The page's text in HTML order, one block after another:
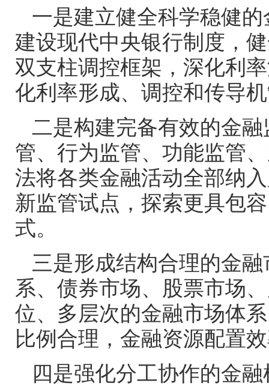
一是建立健全科学稳健
建设现代中央银行制度，
双支柱调控框架，深化利
化利率形成、调控和传导
二是构建完备有效的金
管、行为监管、功能监管
法将各类金融活动全部纳
新监管试点，探索更具包
式。
三是形成结构合理的金
系、债券市场、股票市场
位、多层次的金融市场体
比例合理，金融资源配置
四是强化分工协作的金